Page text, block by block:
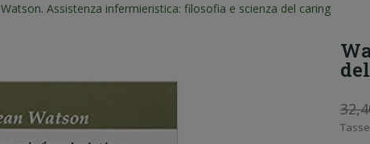
Watson. Assistenza infermieristica: filosofia e scienza del caring